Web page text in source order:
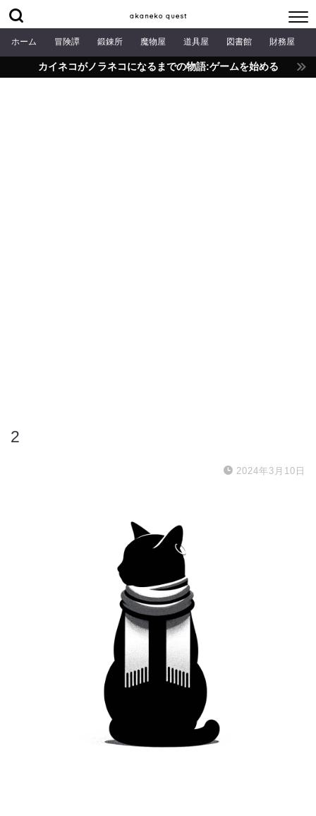
akaneko quest
ホーム 冒険譚 鍛錬所 魔物屋 道具屋 図書館 財務屋
カイネコがノラネコになるまでの物語:ゲームを始める
2
2024年3月10日